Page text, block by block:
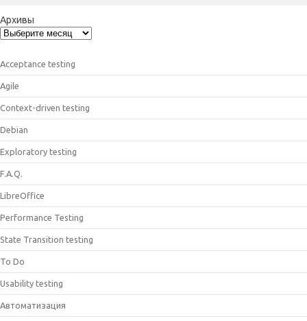
Архивы
Acceptance testing
Agile
Context-driven testing
Debian
Exploratory testing
F.A.Q.
LibreOffice
Performance Testing
State Transition testing
To Do
Usability testing
Автоматизация